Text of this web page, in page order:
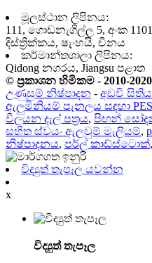
මූලස්ථාන ලිපිනය:
111, ගොඩනැගිල්ල 5, අංක
දිස්ත්‍රික්කය, ෂැංහයි, චීනය
කර්මාන්තශාලා ලිපිනය:
Qidong නගරය, Jiangsu පළාත
© ප්‍රකාශන හිමිකම - 2010-
උණුසුම් නිෂ්පාදන - අඩවි
ඇලුමිනියම් පැනලය සඳහා
විලයන දැල් පත්‍රය, පිඟන්
සහිත ස්වයං ඇලවුම් මැලියම්,
නිෂ්පාදනය, පර්ල් කාඩ්ස්ටොක්,
විද්‍යුත් තැපෑල යවන්න
x
විද්‍යුත් තැපෑල